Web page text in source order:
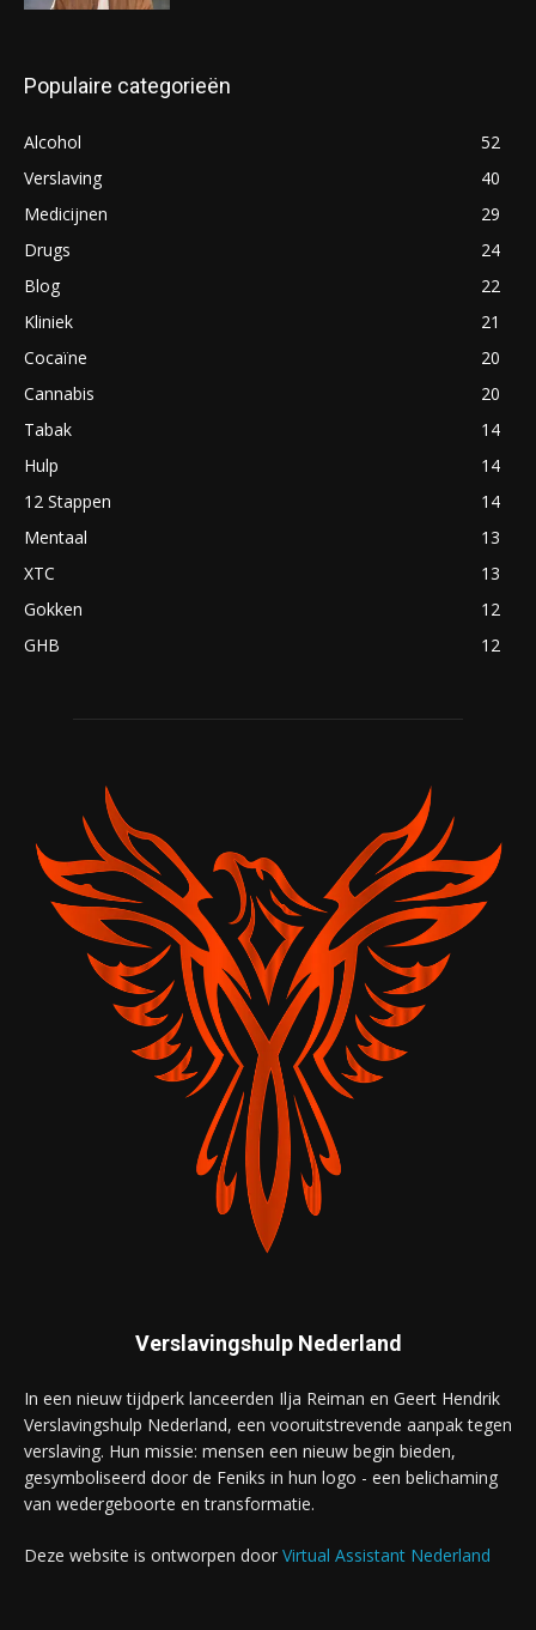
Populaire categorieën
Alcohol
52
Verslaving
40
Medicijnen
29
Drugs
24
Blog
22
Kliniek
21
Cocaïne
20
Cannabis
20
Tabak
14
Hulp
14
12 Stappen
14
Mentaal
13
XTC
13
Gokken
12
GHB
12
Verslavingshulp Nederland
In een nieuw tijdperk lanceerden Ilja Reiman en Geert Hendrik
Verslavingshulp Nederland, een vooruitstrevende aanpak tegen
verslaving. Hun missie: mensen een nieuw begin bieden,
gesymboliseerd door de Feniks in hun logo - een belichaming
van wedergeboorte en transformatie.
Deze website is ontworpen door Virtual Assistant Nederland